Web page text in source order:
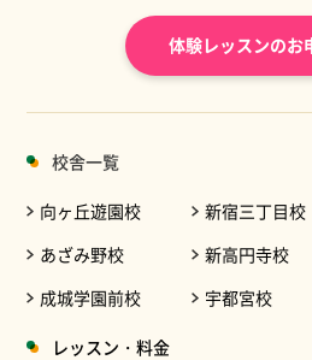
体験レッスンのお
校舎一覧
向ヶ丘遊園校
あざみ野校
成城学園前校
新宿三丁目校
新高円寺校
宇都宮校
レッスン・料金